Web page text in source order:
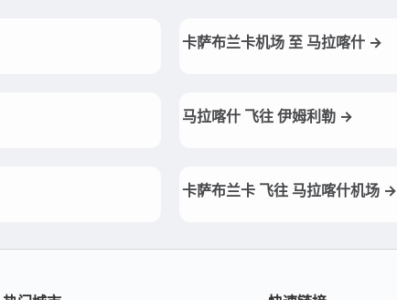
卡萨布兰卡机场 至 马拉喀什 →
马拉喀什 飞往 伊姆利勒 →
卡萨布兰卡 飞往 马拉喀什机场 →